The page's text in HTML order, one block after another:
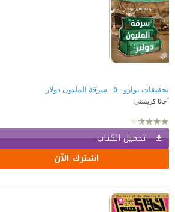
تحقيقات بوارو - ٥ - سرقة المليون دولار
أجاثا كريستي
تحميل الكتاب
اشترك الآن